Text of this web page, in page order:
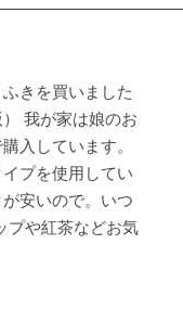
きを買いました
） 我が家は娘のお
入しています。
プを使用してい
安いので。いつ
プや紅茶などお気